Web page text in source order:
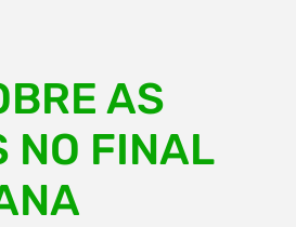
AS
NO FINAL